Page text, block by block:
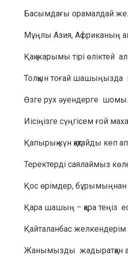
Басымдағы орамалдай
Мұңлы Азия, Африканың
Қақ жарымы тірі өліктей
Толқын тоғай шашыңызда
Өзге рух әуендерге
Иісіңізге сүңгісем ғой
Қапырық күн қақтайды кеп
Теректерді саялаймыз
Қос өрімдер, бұрымыңнан
Қара шашың – қара теңіз
Қайталанбас
Жанымызды жадыратқан